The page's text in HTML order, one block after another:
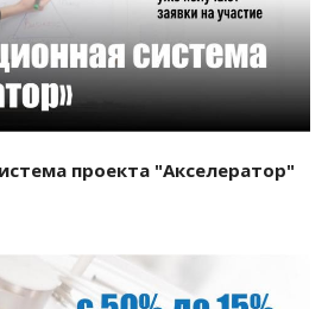
проекта "Акселератор"